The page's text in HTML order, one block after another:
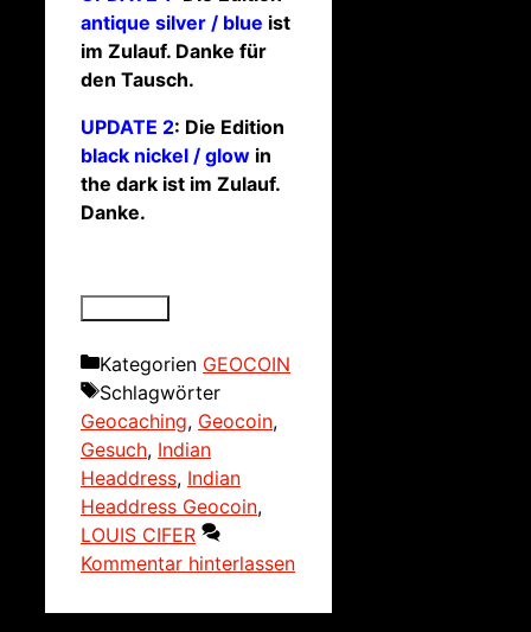
antique silver / blue ist
im Zulauf. Danke für
den Tausch.
UPDATE 2: Die Edition
black nickel / glow in
the dark ist im Zulauf.
Danke.
Kategorien GEOCOIN
Schlagwörter
Geocaching, Geocoin,
Gesuch, Indian
Headdress, Indian
Headdress Geocoin,
LOUIS CIFER
Kommentar hinterlassen